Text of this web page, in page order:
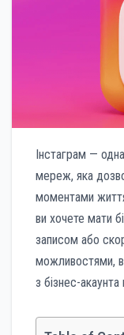
Інстаграм —
мереж, яка
моментами
ви хочете мати
записом або
можливостями,
з бізнес-